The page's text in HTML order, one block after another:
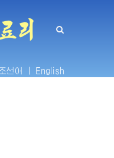
선어 | English